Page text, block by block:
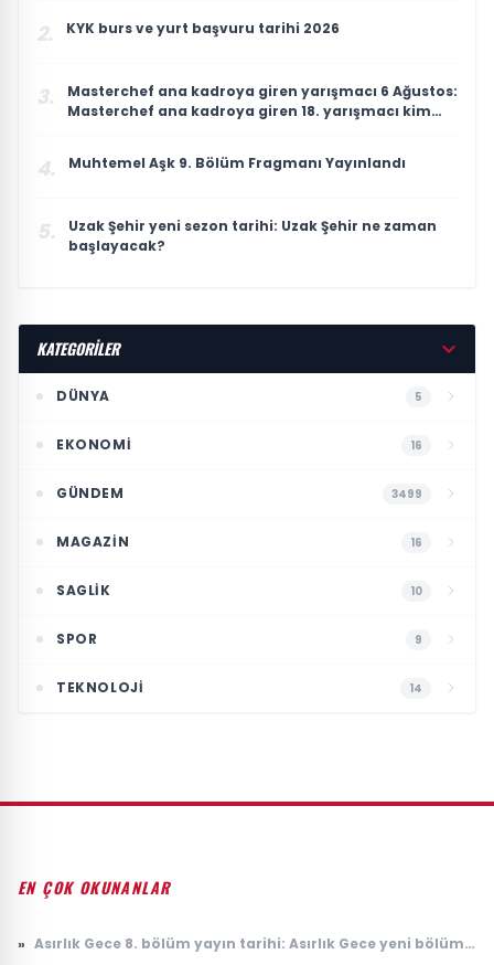
2. KYK burs ve yurt başvuru tarihi 2026
3.
Masterchef ana kadroya giren yarışmacı 6 Ağustos:
Masterchef ana kadroya giren 18. yarışmacı kim
4. Muhtemel Aşk 9. Bölüm Fragmanı Yayınlandı
5.
Uzak Şehir yeni sezon tarihi: Uzak Şehir ne zaman
başlayacak?
KATEGORİLER
DÜNYA 5
EKONOMI 16
GÜNDEM 3499
MAGAZIN 16
SAGLIK 10
SPOR 9
TEKNOLOJI 14
EN ÇOK OKUNANLAR
» Asırlık Gece 8. bölüm yayın tarihi: Asırlık Gece yeni bölüm